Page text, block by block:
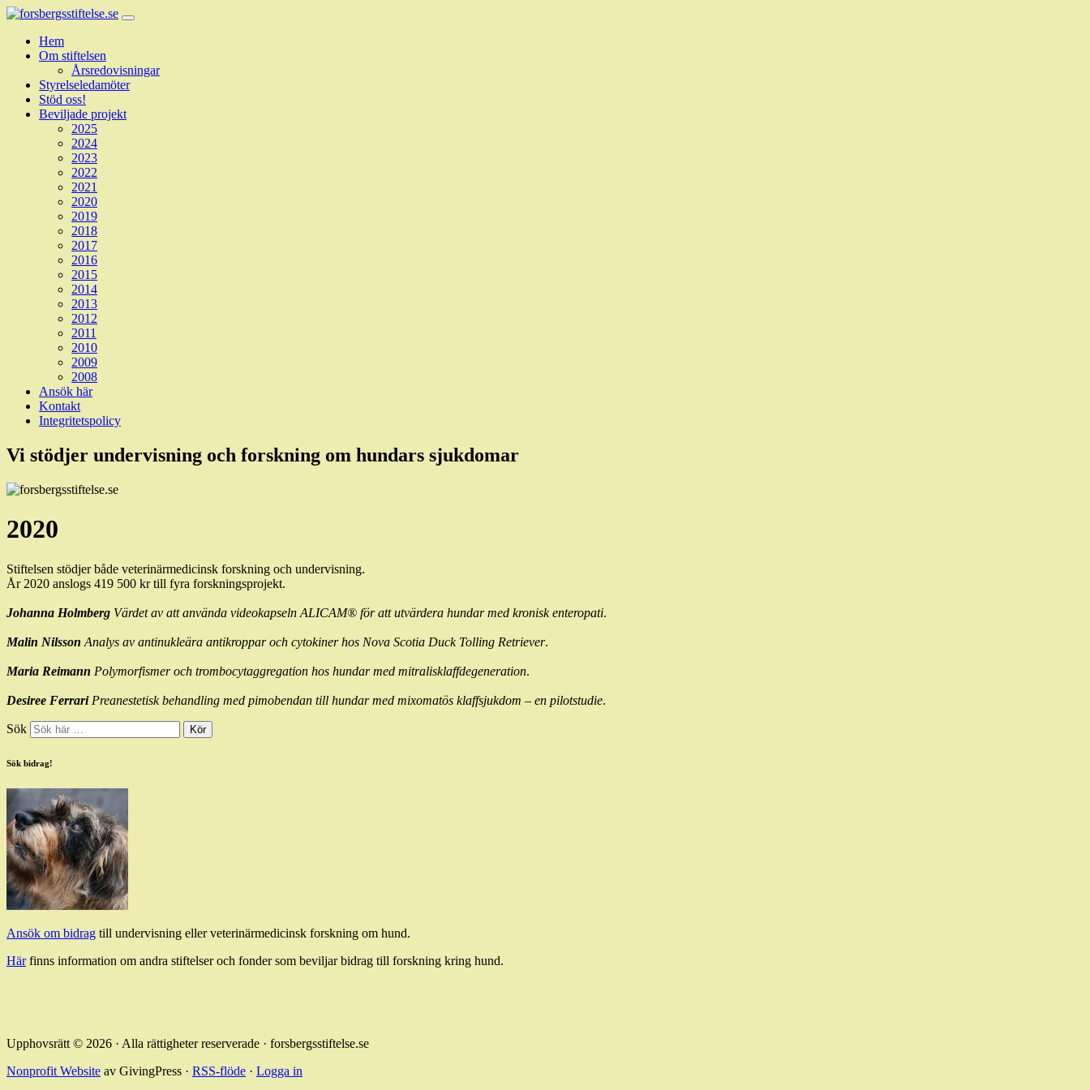
Hem
Om stiftelsen
Årsredovisningar
Styrelseledamöter
Stöd oss!
Beviljade projekt
2025
2024
2023
2022
2021
2020
2019
2018
2017
2016
2015
2014
2013
2012
2011
2010
2009
2008
Ansök här
Kontakt
Integritetspolicy
Vi stödjer undervisning och forskning om hundars sjukdomar
2020
Stiftelsen stödjer både veterinärmedicinsk forskning och undervisning.
År 2020 anslogs 419 500 kr till fyra forskningsprojekt.
Johanna Holmberg Värdet av att använda videokapseln ALICAM® för att utvärdera hundar med kronisk enteropati.
Malin Nilsson Analys av antinukleära antikroppar och cytokiner hos Nova Scotia Duck Tolling Retriever.
Maria Reimann Polymorfismer och trombocytaggregation hos hundar med mitralisklaffdegeneration.
Desiree Ferrari Preanestetisk behandling med pimobendan till hundar med mixomatös klaffsjukdom – en pilotstudie.
Sök
Sök bidrag!
Ansök om bidrag till undervisning eller veterinärmedicinsk forskning om hund.
Härfinns information om andra stiftelser och fonder som beviljar bidrag till forskning kring hund.
Upphovsrätt © 2026 · Alla rättigheter reserverade · forsbergsstiftelse.se
Nonprofit Website av GivingPress · RSS-flöde · Logga in